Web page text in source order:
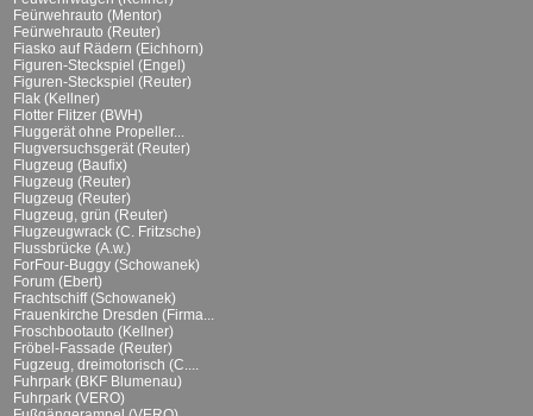
Feürwehrauto (Mentor)
Feürwehrauto (Reuter)
Fiasko auf Rädern (Eichhorn)
Figuren-Steckspiel (Engel)
Figuren-Steckspiel (Reuter)
Flak (Kellner)
Flotter Flitzer (BWH)
Fluggerät ohne Propeller...
Flugversuchsgerät (Reuter)
Flugzeug (Baufix)
Flugzeug (Reuter)
Flugzeug (Reuter)
Flugzeug, grün (Reuter)
Flugzeugwrack (C. Fritzsche)
Flussbrücke (A.w.)
ForFour-Buggy (Schowanek)
Forum (Ebert)
Frachtschiff (Schowanek)
Frauenkirche Dresden (Firma...
Froschbootauto (Kellner)
Fröbel-Fassade (Reuter)
Fugzeug, dreimotorisch (C....
Fuhrpark (BKF Blumenau)
Fuhrpark (VERO)